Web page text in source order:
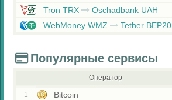
Tron TRX
Oschadbank UAH
WebMoney WMZ
Tether BEP20
Популярные сервисы
Оператор
1 Bitcoin